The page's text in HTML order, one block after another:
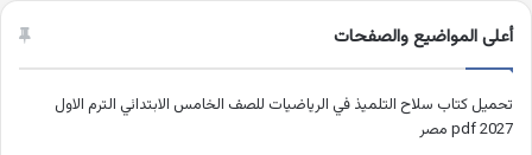
أعلى المواضيع والصفحات
تحميل كتاب سلاح التلميذ في الرياضيات للصف الخامس الابتدائي الترم الاول
2027 pdf مصر